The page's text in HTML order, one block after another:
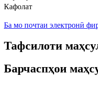
Кафолат
Ба мо почтаи электронӣ
Тафсилоти
Барчаспҳои